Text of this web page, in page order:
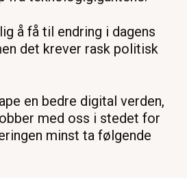
å få til endring i dagens
det krever rask politisk
en bedre digital verden,
med oss i stedet for
minst ta følgende